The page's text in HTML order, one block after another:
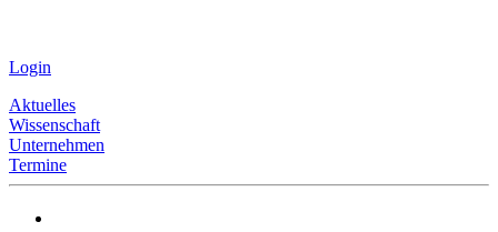
Login
Aktuelles
Wissenschaft
Unternehmen
Termine